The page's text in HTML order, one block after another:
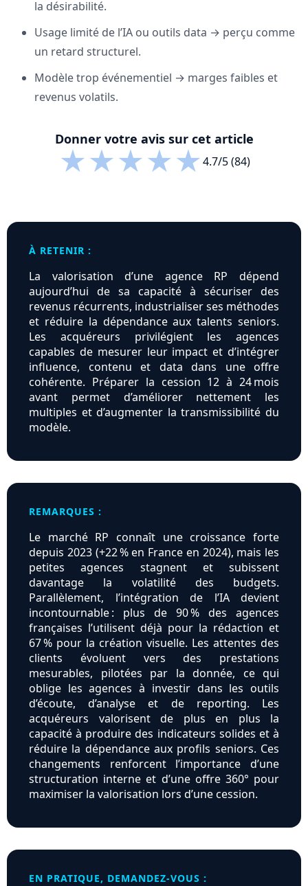
la désirabilité.
Usage limité de l’IA ou outils data → perçu comme
un retard structurel.
Modèle trop événementiel → marges faibles et
revenus volatils.
Donner votre avis sur cet article
★★★★★4.7/5 (84)
À RETENIR :
La valorisation d’une agence RP dépend
aujourd’hui de sa capacité à sécuriser des
revenus récurrents, industrialiser ses méthodes
et réduire la dépendance aux talents seniors.
Les acquéreurs privilégient les agences
capables de mesurer leur impact et d’intégrer
influence, contenu et data dans une offre
cohérente. Préparer la cession 12 à 24 mois
avant permet d’améliorer nettement les
multiples et d’augmenter la transmissibilité du
modèle.
REMARQUES :
Le marché RP connaît une croissance forte
depuis 2023 (+22 % en France en 2024), mais les
petites agences stagnent et subissent
davantage la volatilité des budgets.
Parallèlement, l’intégration de l’IA devient
incontournable : plus de 90 % des agences
françaises l’utilisent déjà pour la rédaction et
67 % pour la création visuelle. Les attentes des
clients évoluent vers des prestations
mesurables, pilotées par la donnée, ce qui
oblige les agences à investir dans les outils
d’écoute, d’analyse et de reporting. Les
acquéreurs valorisent de plus en plus la
capacité à produire des indicateurs solides et à
réduire la dépendance aux profils seniors. Ces
changements renforcent l’importance d’une
structuration interne et d’une offre 360° pour
maximiser la valorisation lors d’une cession.
EN PRATIQUE, DEMANDEZ-VOUS :